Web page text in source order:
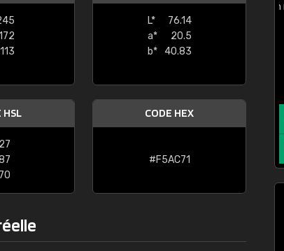
113
L*
76.14
a*
20.5
b*
40.83
HSL
27
70
CODE HEX
#F5AC71
palettes de couleurs: Classic, Design, etc. On ne
comprend pas qui est quoi. La livraison s'est
bien passé et le produit reçu me convient."